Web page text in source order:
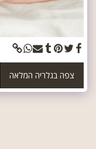
צפה בגלריה המלאה